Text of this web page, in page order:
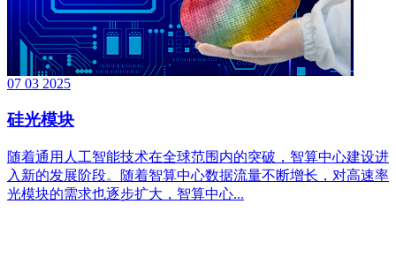
07 03 2025
硅光模块
随着通用人工智能技术在全球范围内的突破，智算中心建设进
入新的发展阶段。随着智算中心数据流量不断增长，对高速率
光模块的需求也逐步扩大，智算中心...